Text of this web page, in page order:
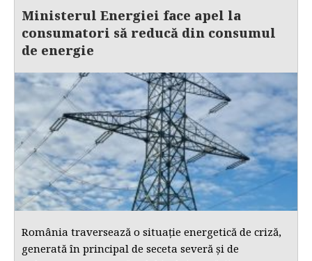
Ministerul Energiei face apel la
consumatori să reducă din consumul
de energie
România traversează o situație energetică de criză,
generată în principal de seceta severă și de